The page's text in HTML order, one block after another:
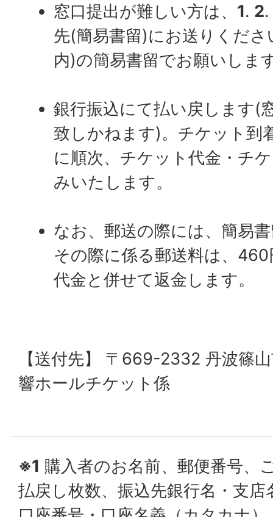
窓口提出が難しい方は、 1. 2
先(簡易書留)にお送りくだ
内)の簡易書留でお願いしま
銀行振込にて払い戻します(
致しかねます)。チケット到
に順次、チケット代金・チ
みいたします。
なお、郵送の際には、簡易
その際に係る郵送料は、
代金と併せて返金します。
【送付先】 〒669-2332 丹波篠
響ホールチケット係
※1 購入者のお名前、郵便番号、
払戻し枚数、振込先銀行名・支店